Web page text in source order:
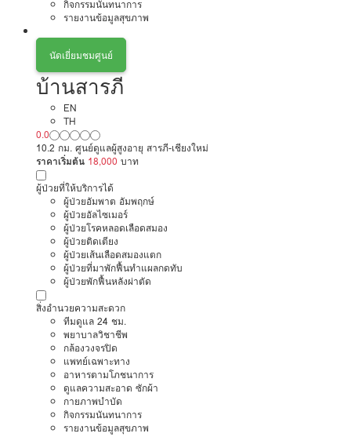
กิจกรรมนันทนาการ
รายงานข้อมูลสุขภาพ
นัดเยี่ยมชมศูนย์
บ้านสารภี
EN
TH
0.0
10.2 กม. ศูนย์ดูแลผู้สูงอายุ สารภี-เชียงใหม่
ราคาเริ่มต้น 18,000 บาท
ผู้ป่วยที่ให้บริการได้
ผู้ป่วยอัมพาต อัมพฤกษ์
ผู้ป่วยอัลไซเมอร์
ผู้ป่วยโรคหลอดเลือดสมอง
ผู้ป่วยติดเตียง
ผู้ป่วยเส้นเลือดสมองแตก
ผู้ป่วยที่มาพักฟื้นทำแผลกดทับ
ผู้ป่วยพักฟื้นหลังผ่าตัด
สิ่งอำนวยความสะดวก
ทีมดูแล 24 ชม.
พยาบาลวิชาชีพ
กล้องวงจรปิด
แพทย์เฉพาะทาง
อาหารตามโภชนาการ
ดูแลความสะอาด ซักผ้า
กายภาพบำบัด
กิจกรรมนันทนาการ
รายงานข้อมูลสุขภาพ